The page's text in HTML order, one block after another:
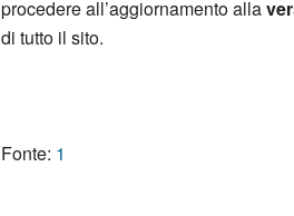
procedere all’aggiornamento alla
di tutto il sito.
Fonte: 1